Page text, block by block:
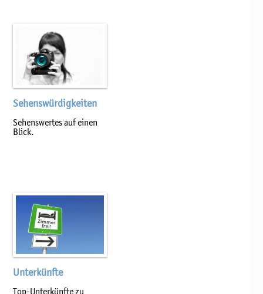
Sehenswürdigkeiten
Sehenswertes auf einen
Blick.
Unterkünfte
Top-Unterkünfte zu